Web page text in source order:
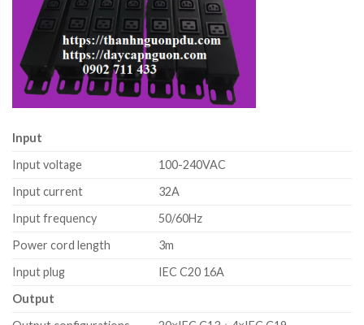
Input
Input voltage
100-240VAC
Input current
32A
Input frequency
50/60Hz
Power cord length
3m
Input plug
IEC C20 16A
Output